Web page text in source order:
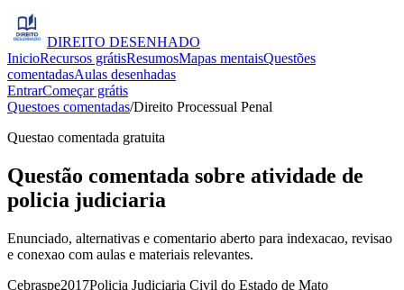
DIREITO DESENHADO
InicioRecursos grátisResumosMapas mentaisQuestões
comentadasAulas desenhadas
EntrarComeçar grátis
Questoes comentadas/Direito Processual Penal
Questao comentada gratuita
Questão comentada sobre atividade de
policia judiciaria
Enunciado, alternativas e comentario aberto para indexacao, revisao
e conexao com aulas e materiais relevantes.
Cebraspe2017Policia Judiciaria Civil do Estado de Mato